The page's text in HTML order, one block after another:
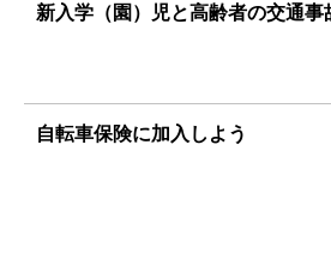
新入学（園）児と高齢者の交通事
自転車保険に加入しよう